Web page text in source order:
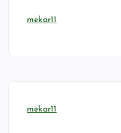
mekar11
mekar11